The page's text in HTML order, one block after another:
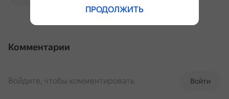
Комментарии
Войти
Войдите, чтобы комментировать
ПРОДОЛЖИТЬ